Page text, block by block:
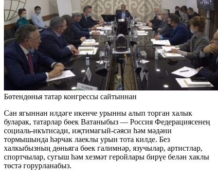
Бөтендөнья татар конгрессы сайтыннан
Сан ягыннан илдәге икенче урынны алып торган халык
буларак, татарлар бөек Ватаныбыз — Россия Федерациясенең
социаль-икътисади, иҗтимагый-сәяси һәм мәдәни
тормышында һәрчак лаеклы урын тота килде. Без
халкыбызның дөньяга бөек галимнәр, язучылар, артистлар,
спортчылар, сугыш һәм хезмәт геройлары бирүе белән хаклы
төстә горурланабыз.